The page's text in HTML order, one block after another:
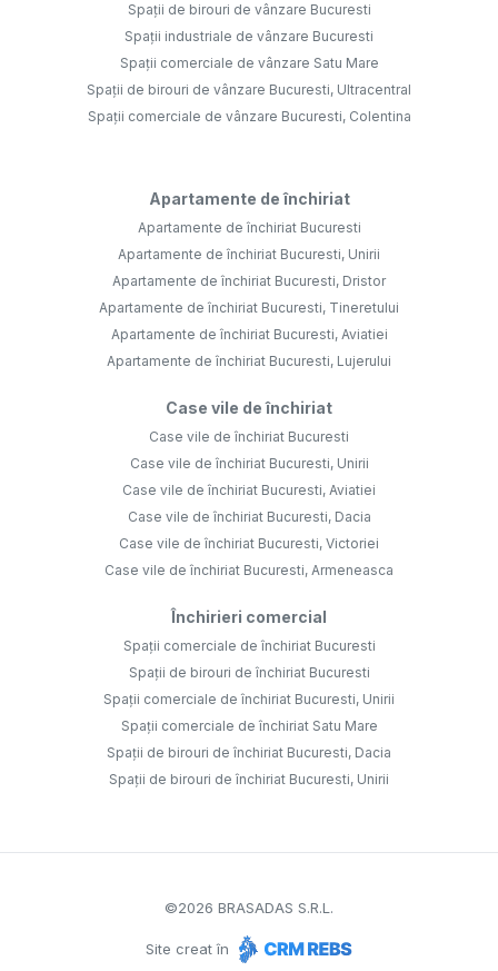
Spații de birouri de vânzare Bucuresti
Spații industriale de vânzare Bucuresti
Spații comerciale de vânzare Satu Mare
Spații de birouri de vânzare Bucuresti, Ultracentral
Spații comerciale de vânzare Bucuresti, Colentina
Apartamente de închiriat
Apartamente de închiriat Bucuresti
Apartamente de închiriat Bucuresti, Unirii
Apartamente de închiriat Bucuresti, Dristor
Apartamente de închiriat Bucuresti, Tineretului
Apartamente de închiriat Bucuresti, Aviatiei
Apartamente de închiriat Bucuresti, Lujerului
Case vile de închiriat
Case vile de închiriat Bucuresti
Case vile de închiriat Bucuresti, Unirii
Case vile de închiriat Bucuresti, Aviatiei
Case vile de închiriat Bucuresti, Dacia
Case vile de închiriat Bucuresti, Victoriei
Case vile de închiriat Bucuresti, Armeneasca
Închirieri comercial
Spații comerciale de închiriat Bucuresti
Spații de birouri de închiriat Bucuresti
Spații comerciale de închiriat Bucuresti, Unirii
Spații comerciale de închiriat Satu Mare
Spații de birouri de închiriat Bucuresti, Dacia
Spații de birouri de închiriat Bucuresti, Unirii
©2026 BRASADAS S.R.L.
Site creat în